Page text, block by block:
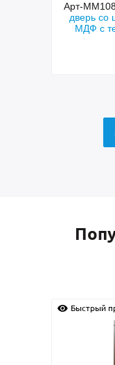
Арт-
дверь со
МДФ с
Быстрый